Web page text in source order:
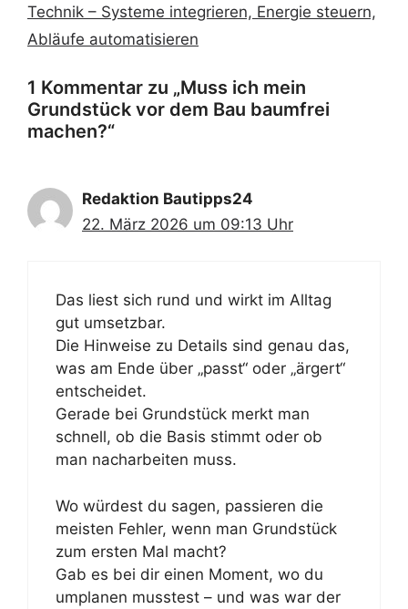
Technik – Systeme integrieren, Energie steuern,
Abläufe automatisieren
1 Kommentar zu „Muss ich mein
Grundstück vor dem Bau baumfrei
machen?“
Redaktion Bautipps24
22. März 2026 um 09:13 Uhr
Das liest sich rund und wirkt im Alltag
gut umsetzbar.
Die Hinweise zu Details sind genau das,
was am Ende über „passt“ oder „ärgert“
entscheidet.
Gerade bei Grundstück merkt man
schnell, ob die Basis stimmt oder ob
man nacharbeiten muss.
Wo würdest du sagen, passieren die
meisten Fehler, wenn man Grundstück
zum ersten Mal macht?
Gab es bei dir einen Moment, wo du
umplanen musstest – und was war der